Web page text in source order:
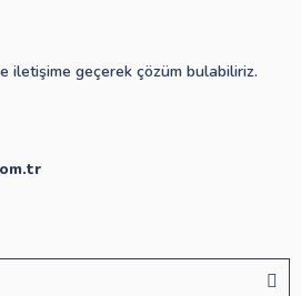
iletişime geçerek çözüm bulabiliriz.